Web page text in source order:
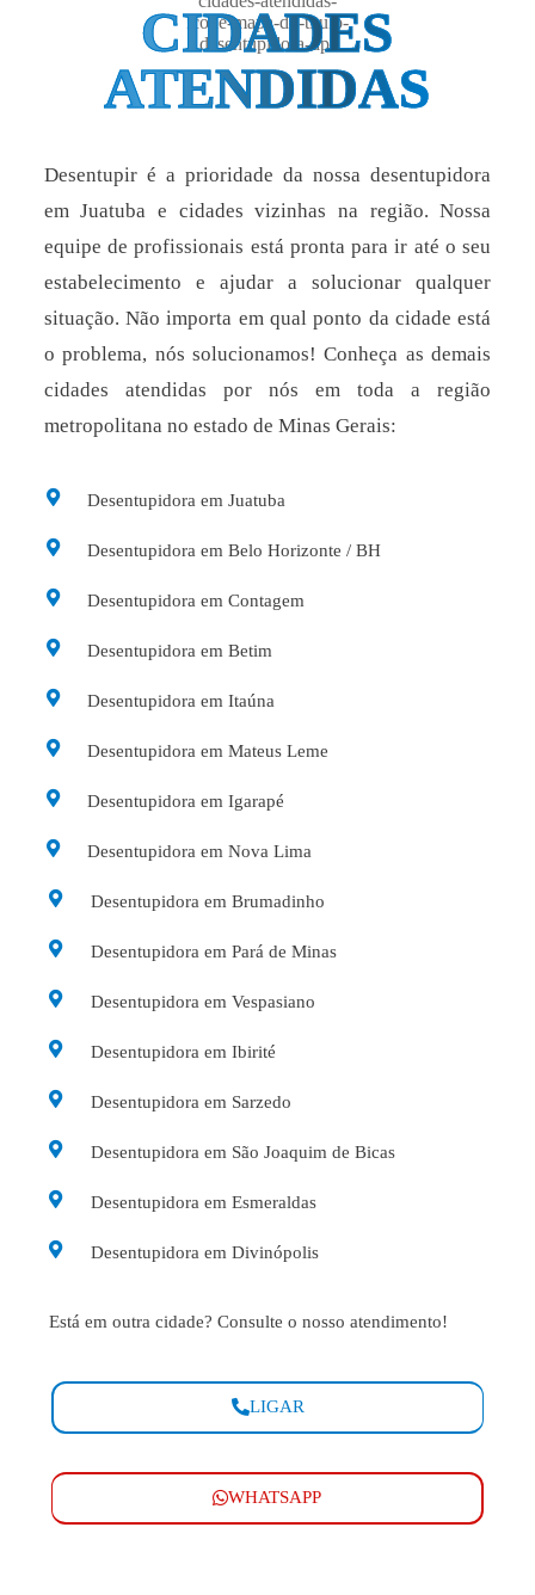
CIDADES
ATENDIDAS
Desentupir é a prioridade da nossa desentupidora
em Juatuba e cidades vizinhas na região. Nossa
equipe de profissionais está pronta para ir até o seu
estabelecimento e ajudar a solucionar qualquer
situação. Não importa em qual ponto da cidade está
o problema, nós solucionamos! Conheça as demais
cidades atendidas por nós em toda a região
metropolitana no estado de Minas Gerais:
Desentupidora em Juatuba
Desentupidora em Belo Horizonte / BH
Desentupidora em Contagem
Desentupidora em Betim
Desentupidora em Itaúna
Desentupidora em Mateus Leme
Desentupidora em Igarapé
Desentupidora em Nova Lima
Desentupidora em Brumadinho
Desentupidora em Pará de Minas
Desentupidora em Vespasiano
Desentupidora em Ibirité
Desentupidora em Sarzedo
Desentupidora em São Joaquim de Bicas
Desentupidora em Esmeraldas
Desentupidora em Divinópolis
Está em outra cidade? Consulte o nosso atendimento!
LIGAR
WHATSAPP